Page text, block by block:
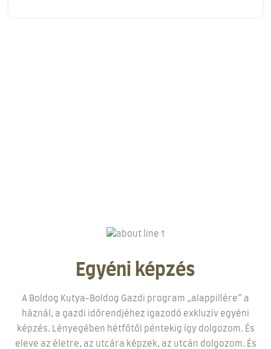
Egyéni képzés
A Boldog Kutya-Boldog Gazdi program „alappillére” a
háznál, a gazdi időrendjéhez igazodó exkluzív egyéni
képzés. Lényegében hétfőtől péntekig így dolgozom. És
eleve az életre, az utcára képzek, az utcán dolgozom. És